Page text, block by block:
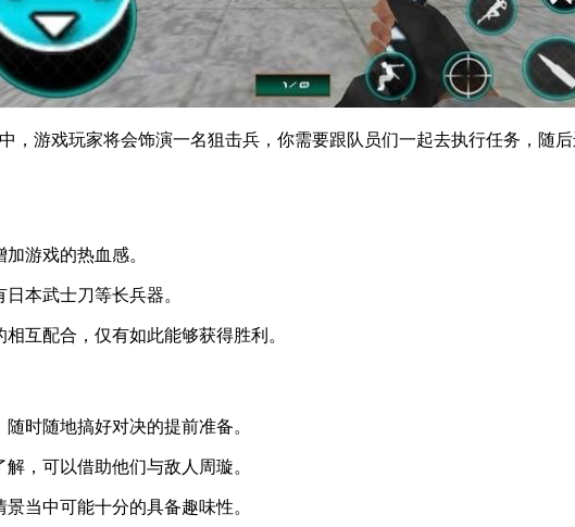
，游戏玩家将会饰演一名狙击兵，你需要跟队员们一起去执行任务，随
游戏的热血感。
本武士刀等长兵器。
互配合，仅有如此能够获得胜利。
时随地搞好对决的提前准备。
，可以借助他们与敌人周璇。
当中可能十分的具备趣味性。